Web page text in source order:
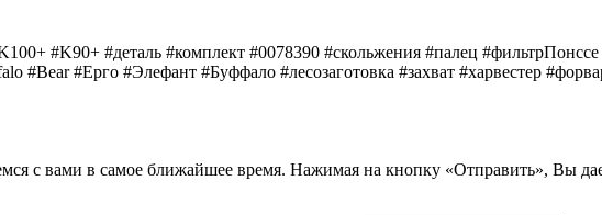
#K90+ #деталь #комплект #0078390 #скольжения #палец
#Bear #Ерго #Элефант #Буффало #лесозаготовка #захват #харвестер
с вами в самое ближайшее время. Нажимая на кнопку «Отправить», Вы